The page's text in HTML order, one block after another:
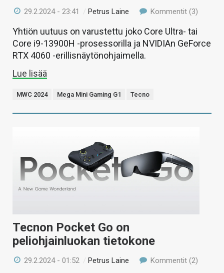
29.2.2024 - 23:41 /Petrus Laine Kommentit (3)
Yhtiön uutuus on varustettu joko Core Ultra- tai
Core i9-13900H -prosessorilla ja NVIDIAn GeForce
RTX 4060 -erillisnäytönohjaimella.
Lue lisää
MWC 2024 Mega Mini Gaming G1 Tecno
Tecnon Pocket Go on
peliohjainluokan tietokone
29.2.2024 - 01:52 /Petrus Laine Kommentit (2)